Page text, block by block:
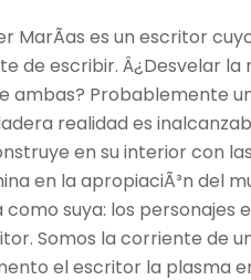
MarÃ­as es un escritor
de escribir. Â¿Desvelar la
ambas? Probablemente
realidad es
en su interior con
en la apropiaciÃ³n del
como suya: los
Somos la corriente de
el escritor la plasma